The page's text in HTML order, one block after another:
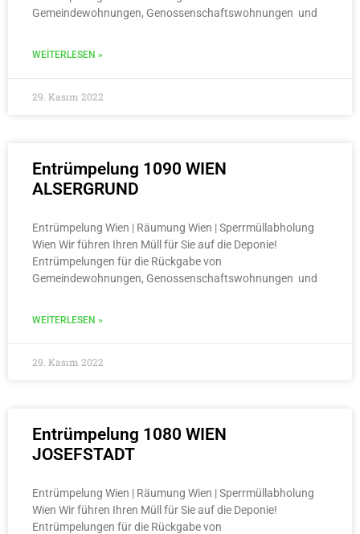
Gemeindewohnungen, Genossenschaftswohnungen und
WEITERLESEN »
29. Kasım 2022
Entrümpelung 1090 WIEN
ALSERGRUND
Entrümpelung Wien | Räumung Wien | Sperrmüllabholung
Wien Wir führen Ihren Müll für Sie auf die Deponie!
Entrümpelungen für die Rückgabe von
Gemeindewohnungen, Genossenschaftswohnungen und
WEITERLESEN »
29. Kasım 2022
Entrümpelung 1080 WIEN
JOSEFSTADT
Entrümpelung Wien | Räumung Wien | Sperrmüllabholung
Wien Wir führen Ihren Müll für Sie auf die Deponie!
Entrümpelungen für die Rückgabe von